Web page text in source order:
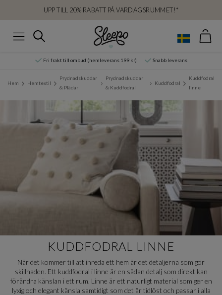
UPP TILL 20% RABATT PÅ VARDAGSRUMMET!*
Sök
Fri frakt till ombud (hemleverans 199 kr) Snabb leverans
Hem Hemtextil
Prydnadskuddar
& Plädar
Prydnadskuddar
& Kuddfodral
Kuddfodral
Kuddfodral
linne
KUDDFODRAL LINNE
När det kommer till att inreda ett hem är det detaljerna som gör
skillnaden. Ett kuddfodral i linne är en sådan detalj som direkt kan
förändra känslan i ett rum. Linne är ett naturligt material som ger en
lyxig och elegant känsla samtidigt som det är tidlöst och passar i alla